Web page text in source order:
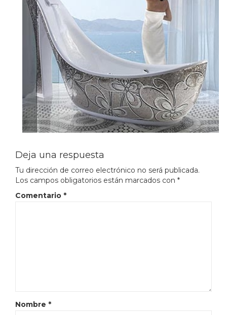
Deja una respuesta
Tu dirección de correo electrónico no será publicada.
Los campos obligatorios están marcados con *
Comentario *
Nombre *